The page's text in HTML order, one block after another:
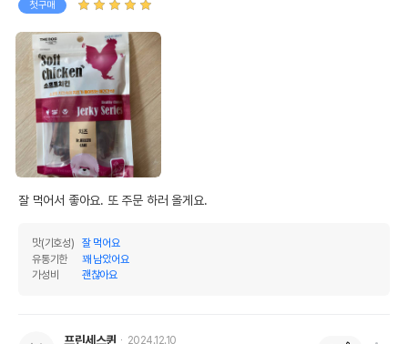
첫구매
잘 먹어서 좋아요. 또 주문 하러 올게요.
맛(기호성)
잘 먹어요
유통기한
꽤 남았어요
가성비
괜찮아요
프린세스퀸 2024.12.10